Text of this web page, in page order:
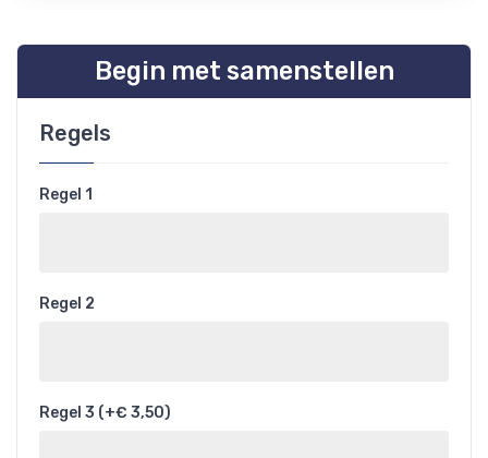
Begin met samenstellen
Regels
Regel 1
Regel 2
Regel 3 (+€ 3,50)